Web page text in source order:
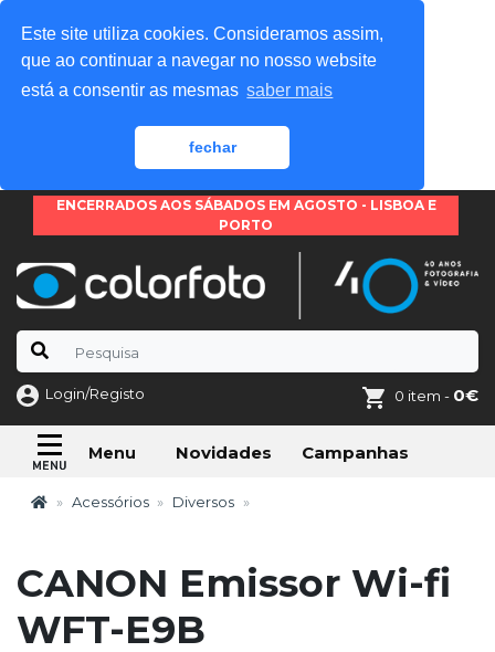
Este site utiliza cookies. Consideramos assim,
que ao continuar a navegar no nosso website
está a consentir as mesmas saber mais
fechar
ENCERRADOS AOS SÁBADOS EM AGOSTO - LISBOA E
PORTO
Login/Registo 0 item - 0€
Menu Novidades Campanhas
Acessórios Diversos
CANON Emissor Wi-fi
WFT-E9B